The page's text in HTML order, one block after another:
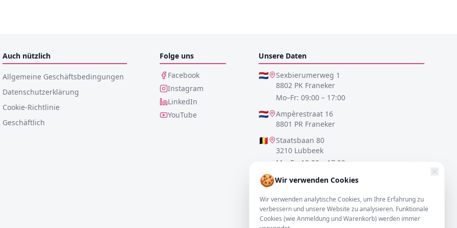
🍪Wir verwenden Cookies
Wir verwenden analytische Cookies, um Ihre Erfahrung zu
verbessern und unsere Website zu analysieren. Funktionale
Cookies (wie Anmeldung und Warenkorb) werden immer
Auch nützlich
Allgemeine Geschäftsbedingungen
Datenschutzerklärung
Cookie-Richtlinie
Geschäftlich
Folge uns
Facebook
Instagram
LinkedIn
YouTube
Unsere Daten
🇳🇱
Sexbierumerweg 1
8802 PK Franeker
Mo–Fr: 09:00 – 17:00
🇳🇱
Ampèrestraat 16
8801 PR Franeker
🇧🇪
Staatsbaan 80
3210 Lubbeek
Mo–Fr: 10:00 – 17:00
🇩🇪
Lister Meile 48
Mo–Fr: 10:00 – 17:00
0517-700521